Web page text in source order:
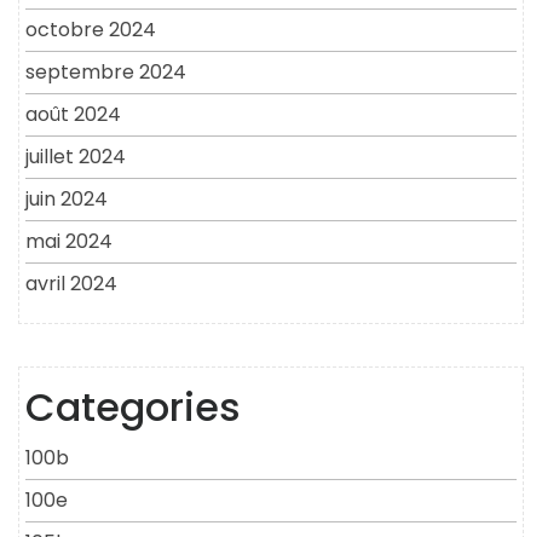
octobre 2024
septembre 2024
août 2024
juillet 2024
juin 2024
mai 2024
avril 2024
Categories
100b
100e